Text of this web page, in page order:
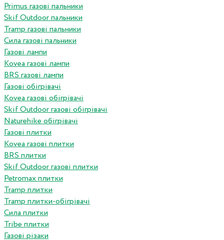
Primus газові пальники
Skif Outdoor пальники
Tramp газові пальники
Сила газові пальники
Газові лампи
Kovea газові лампи
BRS газові лампи
Газові обігрівачі
Kovea газові обігрівачі
Skif Outdoor газові обігрівачі
Naturehike обігрівачі
Газові плитки
Kovea газові плитки
BRS плитки
Skif Outdoor газові плитки
Petromax плитки
Tramp плитки
Tramp плитки-обігрівачі
Сила плитки
Tribe плитки
Газові різаки